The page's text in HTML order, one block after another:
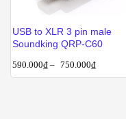
USB to XLR 3 pin male
Soundking QRP-C60
590.000₫ – 750.000₫